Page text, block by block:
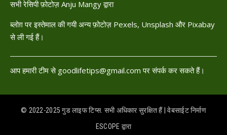
सभी रेसिपी फ़ोटोज़ Anju Mangy द्वारा
ब्लोग़ पर इस्तेमाल की गयी अन्य फ़ोटोज़ Pexels, Unsplash और Pixabay
से ली गई हैं।
आप हमारी टीम से goodlifetips@gmail.com पर संपर्क कर सकते हैं।
© 2022-2025 गुड लाइफ टिप्स. सभी अधिकार सुरक्षित हैं | वेबसाईट निर्माण
ESCOPE द्वारा